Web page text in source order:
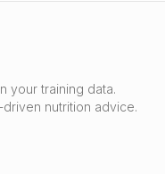
your training data.
nutrition advice.